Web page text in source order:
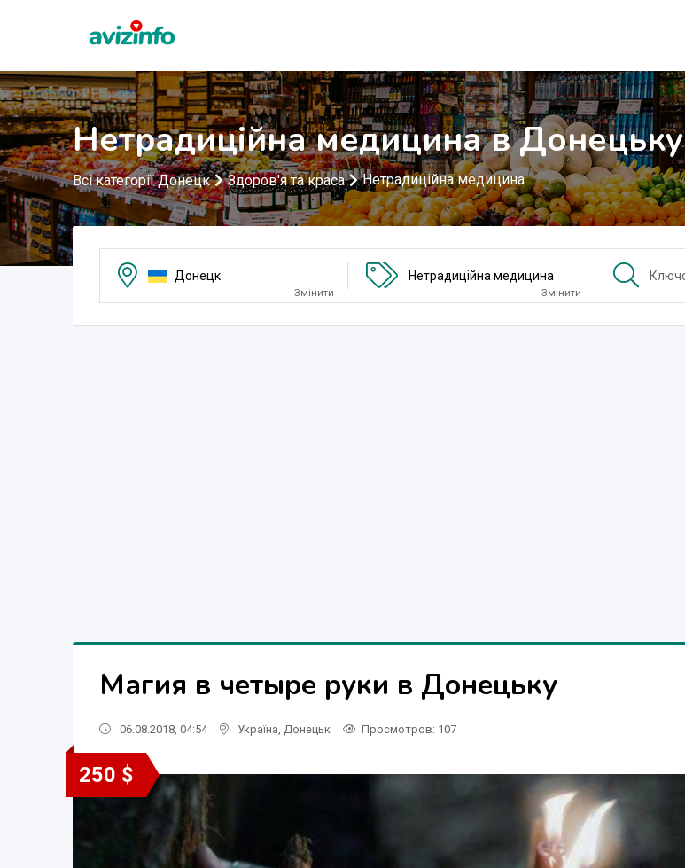
Нетрадиційна медицина в Донецьку
Всі категорії Донецк Здоров'я та краса Нетрадиційна медицина
Донецк
Змінити
Нетрадиційна медицина
Змінити
Магия в четыре руки в Донецьку
06.08.2018, 04:54 Україна Донецьк Просмотров: 107
250 $